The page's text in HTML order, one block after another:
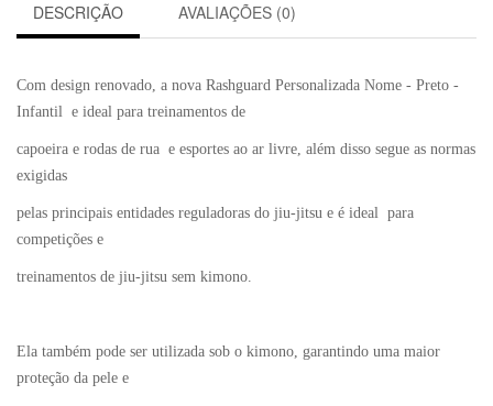
DESCRIÇÃO AVALIAÇÕES (0)
Com design renovado, a nova Rashguard Personalizada Nome - Preto -
Infantil e ideal para treinamentos de
capoeira e rodas de rua e esportes ao ar livre, além disso segue as normas
exigidas
pelas principais entidades reguladoras do jiu-jitsu e é ideal para
competições e
treinamentos de jiu-jitsu sem kimono.
Ela também pode ser utilizada sob o kimono, garantindo uma maior
proteção da pele e